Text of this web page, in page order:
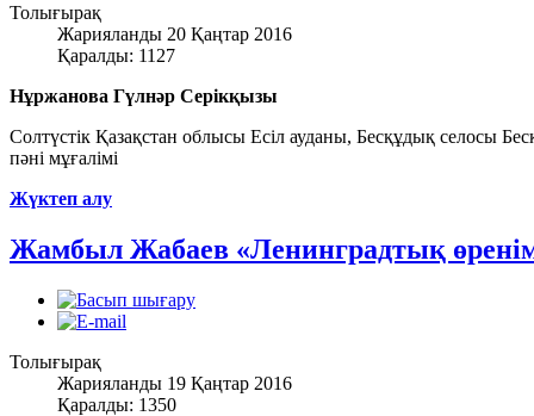
Толығырақ
Жарияланды 20 Қаңтар 2016
Қаралды: 1127
Нұржанова Гүлнәр Серікқызы
Солтүстік Қазақстан облысы Есіл ауданы, Бесқұдық селосы
пәні мұғалімі
Жүктеп алу
Жамбыл Жабаев «Ленинградтық
Толығырақ
Жарияланды 19 Қаңтар 2016
Қаралды: 1350